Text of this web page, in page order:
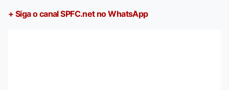
+ Siga o canal SPFC.net no WhatsApp